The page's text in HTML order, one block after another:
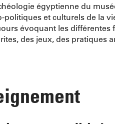
égyptienne du
politiques et culturels de la
évoquant les
des jeux, des pratiques